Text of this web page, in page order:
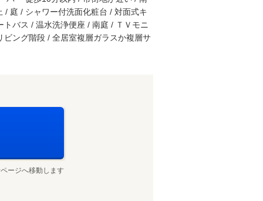
/ 庭 / シャワー付洗面化粧台 / 対面式キ
バス / 温水洗浄便座 / 南庭 / ＴＶモニ
ング階段 / 全居室複層ガラスか複層サ
ージへ移動します